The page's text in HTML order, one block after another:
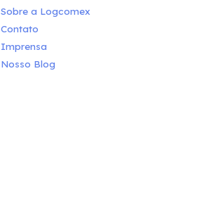
Sobre a Logcomex
Contato
Imprensa
Nosso Blog